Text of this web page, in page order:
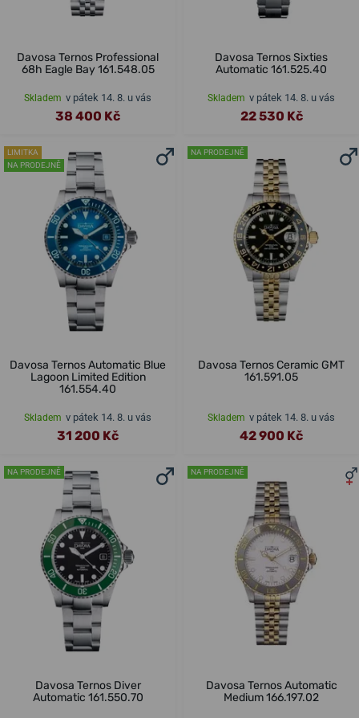
Davosa Ternos Professional
68h Eagle Bay 161.548.05
Skladem v pátek 14. 8. u vás
38 400 Kč
Davosa Ternos Sixties
Automatic 161.525.40
Skladem v pátek 14. 8. u vás
22 530 Kč
LIMITKA
NA PRODEJNĚ
Davosa Ternos Automatic Blue
Lagoon Limited Edition
161.554.40
Skladem v pátek 14. 8. u vás
31 200 Kč
NA PRODEJNĚ
Davosa Ternos Ceramic GMT
161.591.05
Skladem v pátek 14. 8. u vás
42 900 Kč
NA PRODEJNĚ
Davosa Ternos Diver
Automatic 161.550.70
NA PRODEJNĚ
Davosa Ternos Automatic
Medium 166.197.02